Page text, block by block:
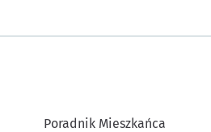
Poradnik Mieszkańca